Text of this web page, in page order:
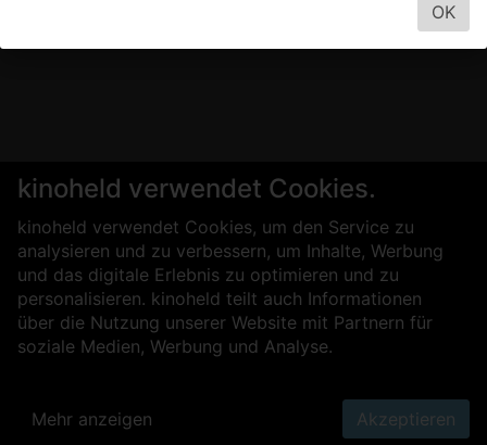
kinoheld verwendet Cookies.
kinoheld verwendet Cookies, um den Service zu
analysieren und zu verbessern, um Inhalte, Werbung
und das digitale Erlebnis zu optimieren und zu
personalisieren. kinoheld teilt auch Informationen
über die Nutzung unserer Website mit Partnern für
soziale Medien, Werbung und Analyse.
Mehr anzeigen Akzeptieren
OK